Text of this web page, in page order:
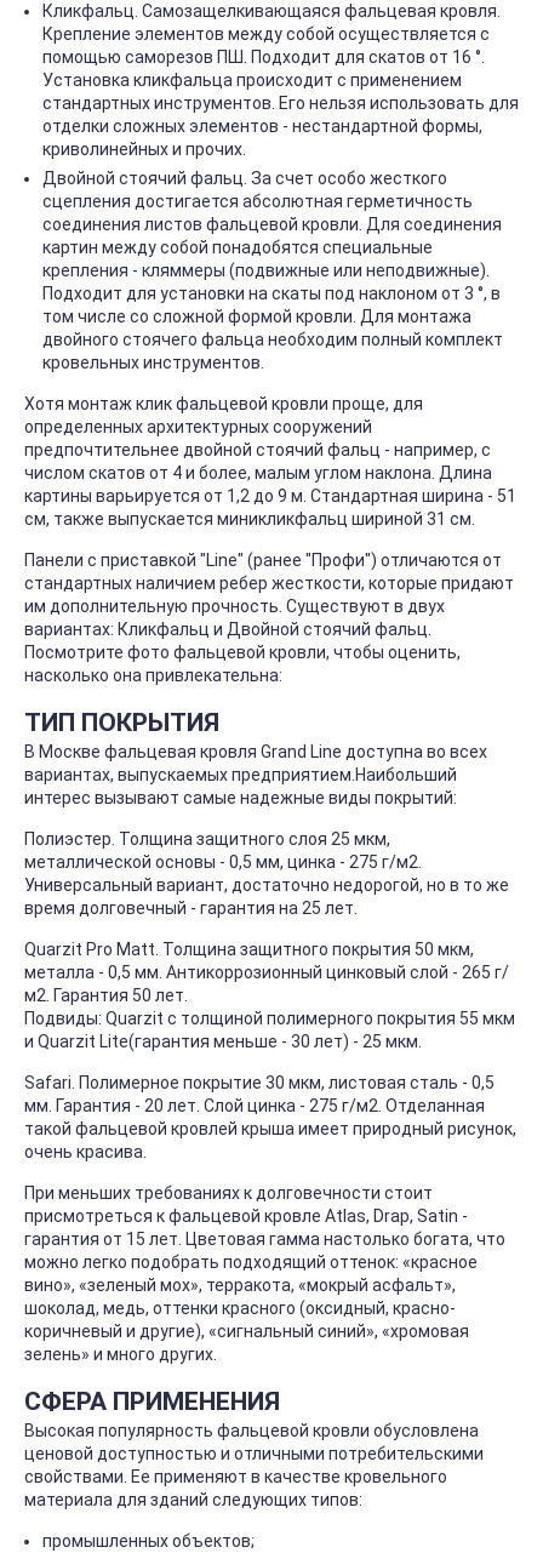
Кликфальц. Самозащелкивающаяся фальцевая кровля.
Крепление элементов между собой осуществляется с
помощью саморезов ПШ. Подходит для скатов от 16 °.
Установка кликфальца происходит с применением
стандартных инструментов. Его нельзя использовать для
отделки сложных элементов - нестандартной формы,
криволинейных и прочих.
Двойной стоячий фальц. За счет особо жесткого
сцепления достигается абсолютная герметичность
соединения листов фальцевой кровли. Для соединения
картин между собой понадобятся специальные
крепления - кляммеры (подвижные или неподвижные).
Подходит для установки на скаты под наклоном от 3 °, в
том числе со сложной формой кровли. Для монтажа
двойного стоячего фальца необходим полный комплект
кровельных инструментов.
Хотя монтаж клик фальцевой кровли проще, для
определенных архитектурных сооружений
предпочтительнее двойной стоячий фальц - например, с
числом скатов от 4 и более, малым углом наклона. Длина
картины варьируется от 1,2 до 9 м. Стандартная ширина - 51
см, также выпускается миникликфальц шириной 31 см.
Панели с приставкой "Line" (ранее "Профи") отличаются от
стандартных наличием ребер жесткости, которые придают
им дополнительную прочность. Существуют в двух
вариантах: Кликфальц и Двойной стоячий фальц.
Посмотрите фото фальцевой кровли, чтобы оценить,
насколько она привлекательна:
ТИП ПОКРЫТИЯ
В Москве фальцевая кровля Grand Line доступна во всех
вариантах, выпускаемых предприятием.Наибольший
интерес вызывают самые надежные виды покрытий:
Полиэстер. Толщина защитного слоя 25 мкм,
металлической основы - 0,5 мм, цинка - 275 г/м2.
Универсальный вариант, достаточно недорогой, но в то же
время долговечный - гарантия на 25 лет.
Quarzit Pro Matt. Толщина защитного покрытия 50 мкм,
металла - 0,5 мм. Антикоррозионный цинковый слой - 265 г/
м2. Гарантия 50 лет.
Подвиды: Quarzit с толщиной полимерного покрытия 55 мкм
и Quarzit Lite(гарантия меньше - 30 лет) - 25 мкм.
Safari. Полимерное покрытие 30 мкм, листовая сталь - 0,5
мм. Гарантия - 20 лет. Слой цинка - 275 г/м2. Отделанная
такой фальцевой кровлей крыша имеет природный рисунок,
очень красива.
При меньших требованиях к долговечности стоит
присмотреться к фальцевой кровле Atlas, Drap, Satin -
гарантия от 15 лет. Цветовая гамма настолько богата, что
можно легко подобрать подходящий оттенок: «красное
вино», «зеленый мох», терракота, «мокрый асфальт»,
шоколад, медь, оттенки красного (оксидный, красно-
коричневый и другие), «сигнальный синий», «хромовая
зелень» и много других.
СФЕРА ПРИМЕНЕНИЯ
Высокая популярность фальцевой кровли обусловлена
ценовой доступностью и отличными потребительскими
свойствами. Ее применяют в качестве кровельного
материала для зданий следующих типов:
промышленных объектов;